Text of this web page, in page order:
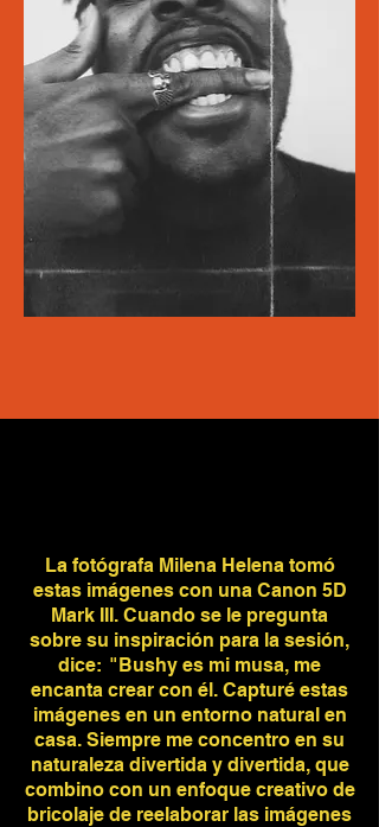
La fotógrafa Milena Helena tomó
estas imágenes con una Canon 5D
Mark III. Cuando se le pregunta
sobre su inspiración para la sesión,
dice: "Bushy es mi musa, me
encanta crear con él. Capturé estas
imágenes en un entorno natural en
casa. Siempre me concentro en su
naturaleza divertida y divertida, que
combino con un enfoque creativo de
bricolaje de reelaborar las imágenes